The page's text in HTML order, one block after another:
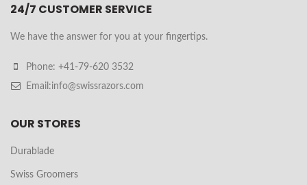
24/7 CUSTOMER SERVICE
We have the answer for you at your fingertips.
Phone: +41-79-620 3532
Email:info@swissrazors.com
OUR STORES
Durablade
Swiss Groomers